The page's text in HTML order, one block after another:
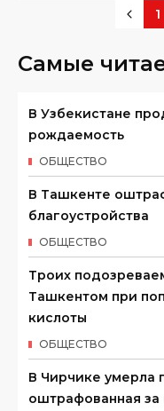
1
Самые
В Узбекистане
рождаемость
ОБЩЕСТВО
В Ташкенте
благоустройства
ОБЩЕСТВО
Троих
Ташкентом при
кислоты
ОБЩЕСТВО
В Чирчике умерла
оштрафованная